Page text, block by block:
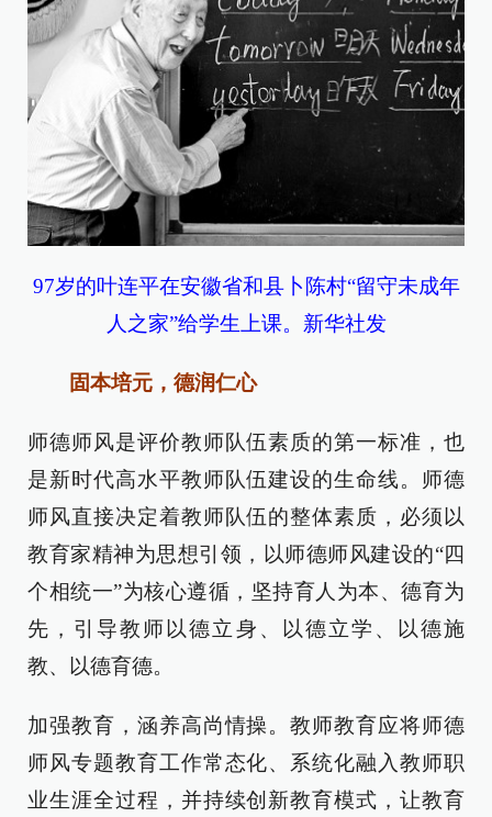
97岁的叶连平在安徽省和县卜陈村“留守未成年
人之家”给学生上课。新华社发
固本培元，德润仁心
师德师风是评价教师队伍素质的第一标准，也
是新时代高水平教师队伍建设的生命线。师德
师风直接决定着教师队伍的整体素质，必须以
教育家精神为思想引领，以师德师风建设的“四
个相统一”为核心遵循，坚持育人为本、德育为
先，引导教师以德立身、以德立学、以德施
教、以德育德。
加强教育，涵养高尚情操。教师教育应将师德
师风专题教育工作常态化、系统化融入教师职
业生涯全过程，并持续创新教育模式，让教育